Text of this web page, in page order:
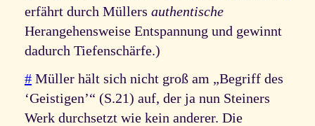
erfährt durch Müllers authentische
Herangehensweise Entspannung und gewinnt
dadurch Tiefenschärfe.)
#Müller hält sich nicht groß am „Begriff des
‘Geistigen’“ (S.21) auf, der ja nun Steiners
Werk durchsetzt wie kein anderer. Die